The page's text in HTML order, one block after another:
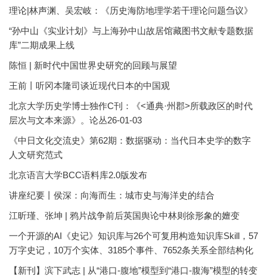
理论|林声渊、吴宏岐：《历史海防地理学若干理论问题刍议》
“孙中山《实业计划》与上海孙中山故居馆藏图书文献专题数据
库”二期成果上线
陈恒 | 新时代中国世界史研究的回顾与展望
王前丨听冈本隆司谈近现代日本的中国观
北京大学历史学博士独作C刊：《<通典·州郡>所载政区的时代
层次与文本来源》。论丛26-01-03
《中日文化交流史》第62期：数据驱动：当代日本史学的数字
人文研究范式
北京语言大学BCC语料库2.0版发布
讲座纪要丨侯深：向海而生：城市史与海洋史的结合
江昕瑾、张坤 | 鸦片战争前后英国舆论中林则徐形象的嬗变
一个开源的AI《史记》知识库与26个可复用构造知识库Skill，57
万字史记，10万个实体、3185个事件、7652条关系全部结构化
【新刊】滨下武志 | 从“港口-腹地”模型到“港口-腹海”模型的转变